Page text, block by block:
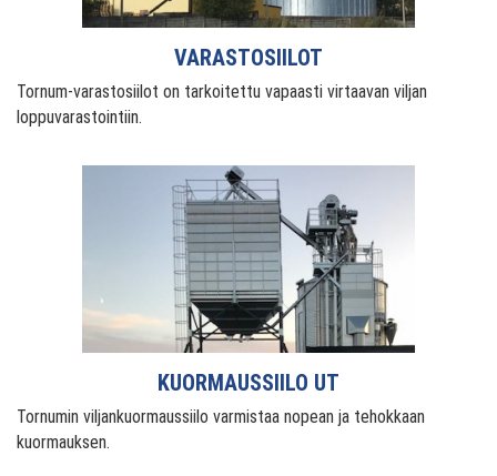
VARASTOSIILOT
Tornum-varastosiilot on tarkoitettu vapaasti virtaavan viljan
loppuvarastointiin.
KUORMAUSSIILO UT
Tornumin viljankuormaussiilo varmistaa nopean ja tehokkaan
kuormauksen.